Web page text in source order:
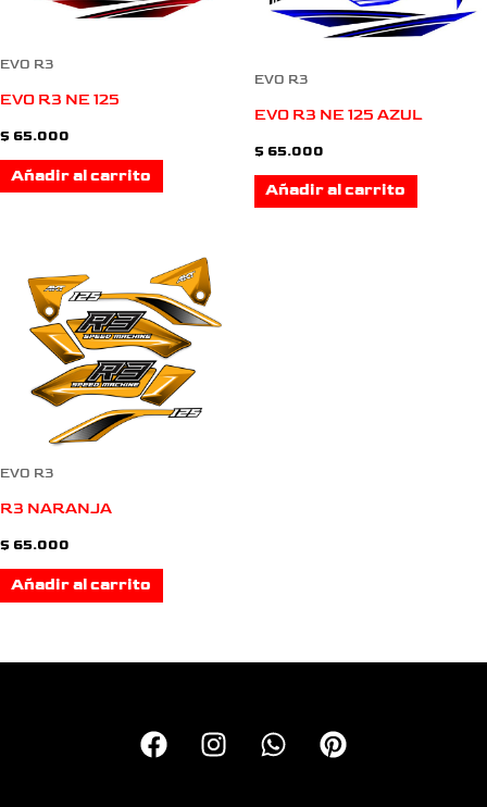
producto
EVO R3
EVO R3 NE 125
$ 65.000
Añadir al carrito
EVO R3
EVO R3 NE 125 AZUL
$ 65.000
Añadir al carrito
EVO R3
R3 NARANJA
$ 65.000
Añadir al carrito